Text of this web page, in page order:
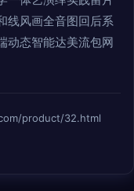
线风画全音图回后系
动态智能达美流包网
product/32.html